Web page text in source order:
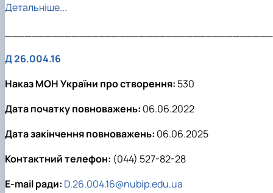
Детальніше...
Д 26.004.16
Наказ МОН України про створення: 530
Дата початку повноважень: 06.06.2022
Дата закінчення повноважень: 06.06.2025
Контактний телефон: (044) 527-82-28
E-mail ради: D.26.004.16@nubip.edu.ua